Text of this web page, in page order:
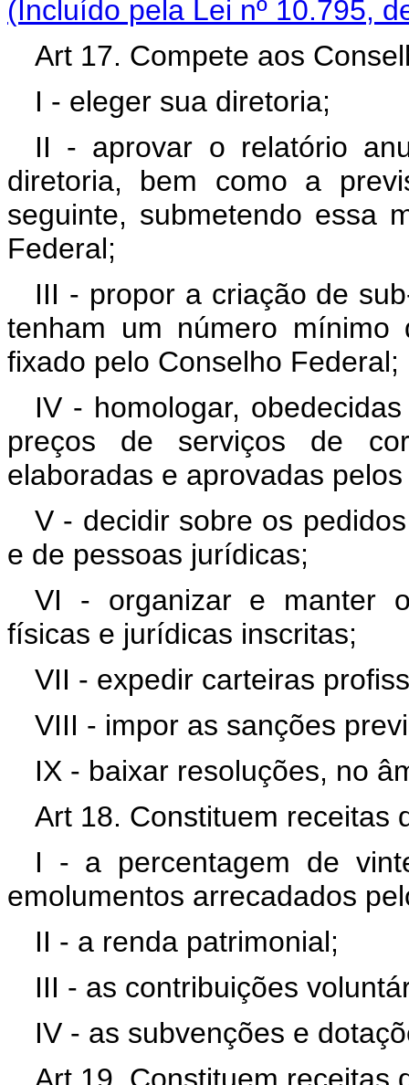
(Incluído pela Lei nº 10.795,
Art 17. Compete aos
I - eleger sua diretoria;
II - aprovar o relatório
diretoria, bem como a
seguinte, submetendo essa
Federal;
III - propor a criação de
tenham um número mínimo
fixado pelo Conselho Federal;
IV - homologar,
preços de serviços de
elaboradas e aprovadas
V - decidir sobre os
e de pessoas jurídicas;
VI - organizar e manter
físicas e jurídicas inscritas;
VII - expedir carteiras
VIII - impor as sanções
IX - baixar resoluções, no
Art 18. Constituem receitas
I - a percentagem de
emolumentos arrecadados
II - a renda patrimonial;
III - as contribuições
IV - as subvenções e